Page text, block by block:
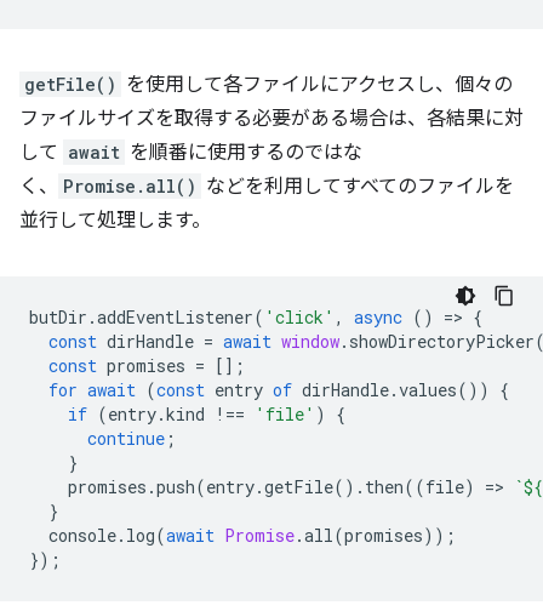
getFile() を使用して各ファイルにアクセスし、個々の
ファイルサイズを取得する必要がある場合は、各結果に対
して await を順番に使用するのではな
く、
Promise.all() などを利用してすべてのファイルを
並行して処理します。
butDir .addEventListener( 'click' , async () => {
const dirHandle = await window. showDirectoryPicker
const promises = [];
for await (const entry of dirHandle.values())
{
if (entry.kind !== 'file' )
{
continue ;
}
promises .push(entry.getFile(). then((file) => `${
}
console. log(await Promise.all(promises));
});